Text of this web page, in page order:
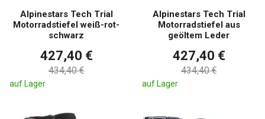
Alpinestars Tech Trial
Motorradstiefel weiß-rot-
schwarz
427,40 €
434,40 €
auf Lager
Alpinestars Tech Trial
Motorradstiefel aus
geöltem Leder
427,40 €
434,40 €
auf Lager